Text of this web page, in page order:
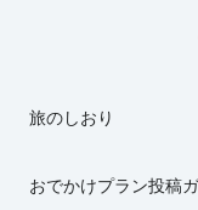
旅のしおり
おでかけプラン投稿